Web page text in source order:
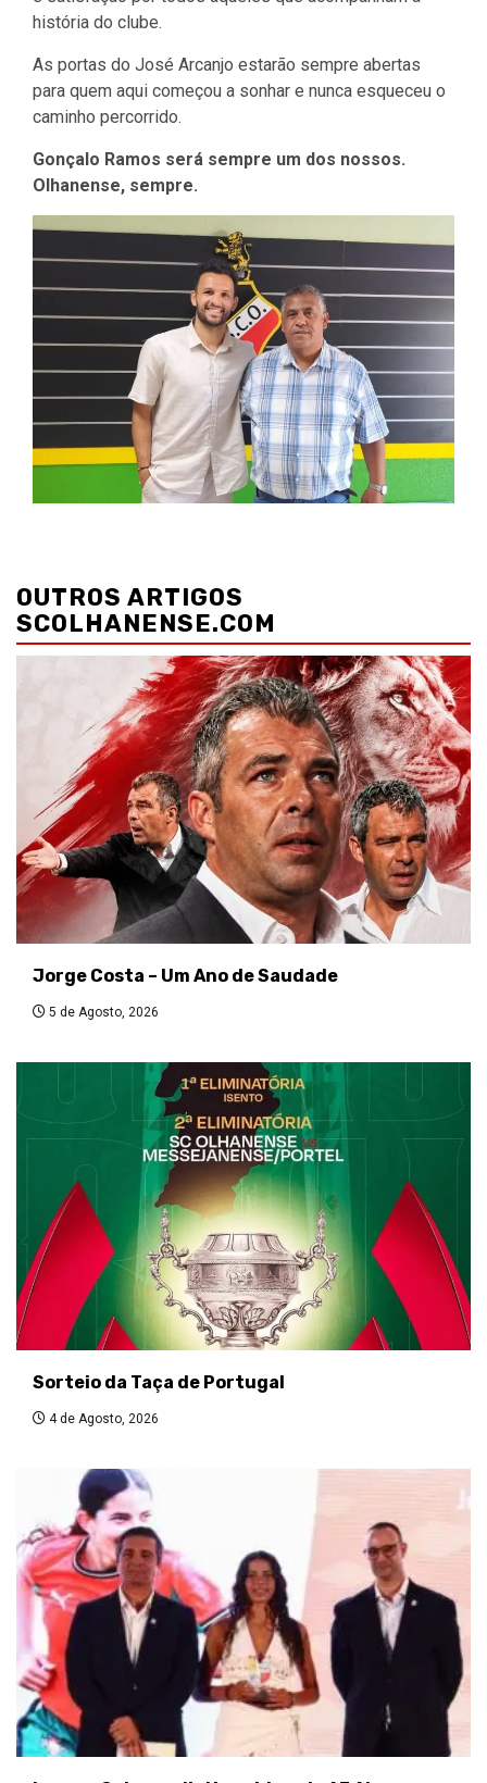
história do clube.
As portas do José Arcanjo estarão sempre abertas
para quem aqui começou a sonhar e nunca esqueceu o
caminho percorrido.
Gonçalo Ramos será sempre um dos nossos.
Olhanense, sempre.
de
artigos
OUTROS ARTIGOS
SCOLHANENSE.COM
Jorge Costa – Um Ano de Saudade
5 de Agosto, 2026
Sorteio da Taça de Portugal
4 de Agosto, 2026